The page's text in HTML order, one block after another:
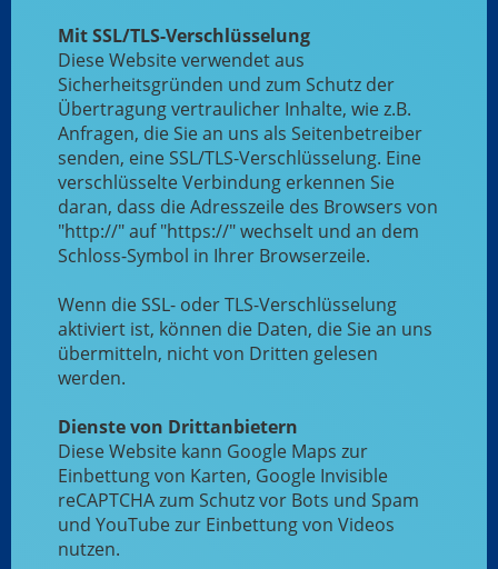
Mit SSL/TLS-Verschlüsselung
Diese Website verwendet aus
Sicherheitsgründen und zum Schutz der
Übertragung vertraulicher Inhalte, wie z.B.
Anfragen, die Sie an uns als Seitenbetreiber
senden, eine SSL/TLS-Verschlüsselung. Eine
verschlüsselte Verbindung erkennen Sie
daran, dass die Adresszeile des Browsers von
"http://" auf "https://" wechselt und an dem
Schloss-Symbol in Ihrer Browserzeile.
Wenn die SSL- oder TLS-Verschlüsselung
aktiviert ist, können die Daten, die Sie an uns
übermitteln, nicht von Dritten gelesen
werden.
Dienste von Drittanbietern
Diese Website kann Google Maps zur
Einbettung von Karten, Google Invisible
reCAPTCHA zum Schutz vor Bots und Spam
und YouTube zur Einbettung von Videos
nutzen.